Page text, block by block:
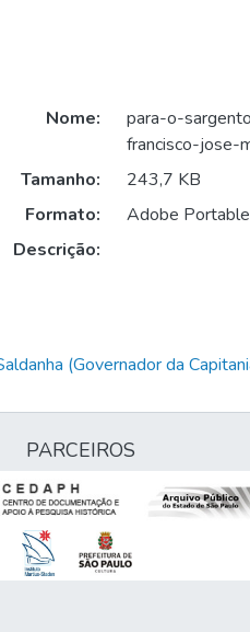
Nome:
para-o-
francisco-jose-
Tamanho:
243,7 KB
Formato:
Adobe
Descrição:
(Governador da
PARCEIROS